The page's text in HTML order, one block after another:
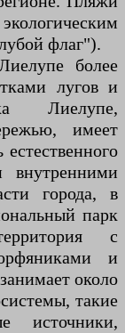
флаг").
более
лугов и
Лиелупе,
имеет
города, в
парк
с
и
около
такие
источники,